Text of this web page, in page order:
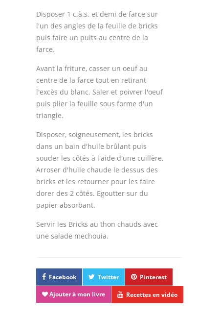
Disposer 1 c.à.s. et demi de farce sur
l'un des angles de la feuille de bricks
puis faire un puits au centre de la
farce.
Avant la friture, casser un oeuf au
centre de la farce tout en retirant
l'excès du blanc. Saler et poivrer l'oeuf
puis plier la feuille sous forme d'un
triangle.
Disposer, soigneusement, les bricks
dans un bain d'huile brûlant puis
souder les côtés à l'aide d'une cuillère.
Arroser d'huile chaude le dessus des
bricks et les retourner pour les faire
dorer des 2 côtés. Egoutter sur du
papier absorbant.
Servir les Bricks au thon chauds avec
une salade mechouia.
Facebook Twitter Pinterest
Ajouter à mon livre Recettes en vidéo